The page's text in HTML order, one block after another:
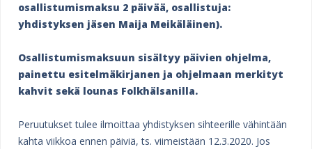
osallistumismaksu 2 päivää, osallistuja:
yhdistyksen jäsen Maija Meikäläinen).
Osallistumismaksuun sisältyy päivien ohjelma,
painettu esitelmäkirjanen ja ohjelmaan merkityt
kahvit sekä lounas Folkhälsanilla.
Peruutukset tulee ilmoittaa yhdistyksen sihteerille vähintään
kahta viikkoa ennen päiviä, ts. viimeistään 12.3.2020. Jos